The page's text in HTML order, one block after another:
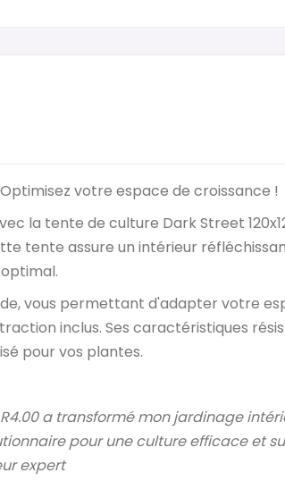
votre espace de croissance !
la tente de culture Dark Street
tente assure un intérieur
vous permettant d'adapter votre
inclus. Ses caractéristiques
pour vos plantes.
a transformé mon jardinage
pour une culture efficace et
expert